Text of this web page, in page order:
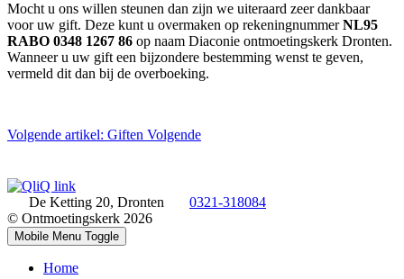
Mocht u ons willen steunen dan zijn we uiteraard zeer dankbaar
voor uw gift. Deze kunt u overmaken op rekeningnummerNL95
RABO 0348 1267 86 op naam Diaconie ontmoetingskerk Dronten.
Wanneer u uw gift een bijzondere bestemming wenst te geven,
vermeld dit dan bij de overboeking.
Volgende artikel: Giften Volgende
De Ketting 20, Dronten
0321-318084
© Ontmoetingskerk 2026
Mobile Menu Toggle
Home